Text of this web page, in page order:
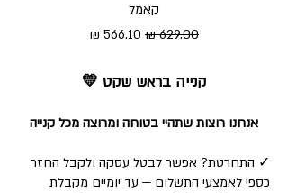
קאמל
מחיר רגיל מחיר מבצע
קנייה בראש שקט 💛
אנחנו רוצות שתהיי בטוחה ומרוצה מכל קנייה
✓ התחרטת? אפשר לבטל עסקה ולקבל החזר
כספי לאמצעי התשלום — עד יומיים מקבלת